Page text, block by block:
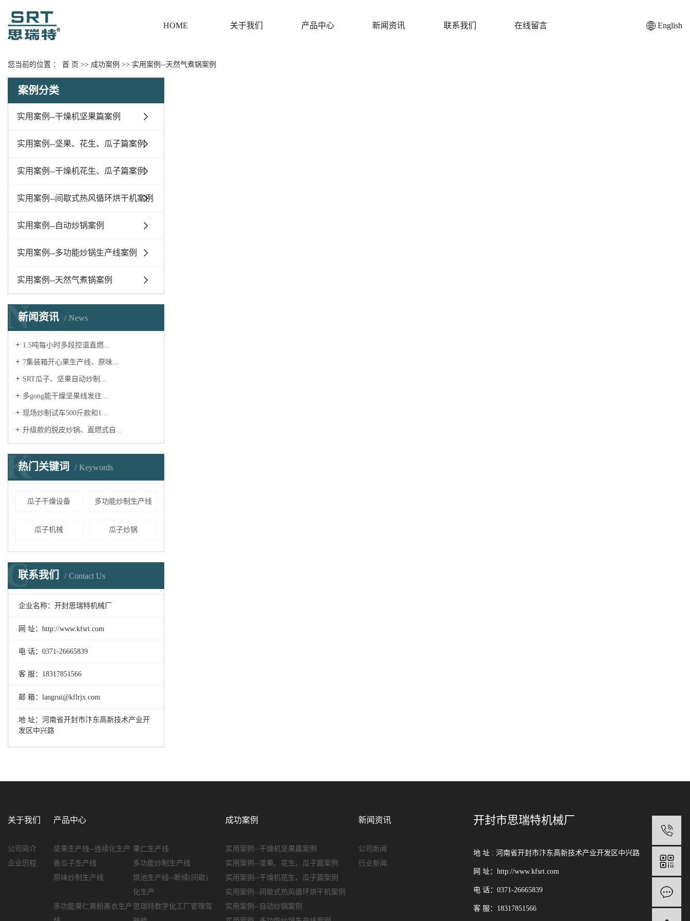
HOME 关于我们 产品中心 新闻资讯 联系我们 在线留言 English
您当前的位置 ： 首 页 >> 成功案例 >> 实用案例--天然气煮锅案例
案例分类
实用案例--干燥机坚果篇案例
实用案例--坚果、花生、瓜子篇案例
实用案例--干燥机花生、瓜子篇案例
实用案例--间歇式热风循环烘干机案例
实用案例--自动炒锅案例
实用案例--多功能炒锅生产线案例
实用案例--天然气煮锅案例
新闻资讯 News
N
1.5吨每小时多段控温直燃...
7集装箱开心果生产线、原味...
​SRT瓜子、坚果自动炒制...
多gong能干燥坚果线发往...
现场炒制试车500斤款和1...
升级款的脱皮炒锅、直燃式自...
热门关键词 Keywords
K
瓜子干燥设备 多功能炒制生产线
瓜子机械 瓜子炒锅
联系我们 Contact Us
C
企业名称：开封思瑞特机械厂
网 址：http://www.kfsrt.com
电 话：0371-26665839
客 服：18317851566
邮 箱：langrui@kflrjx.com
地 址： 河南省开封市汴东高新技术产业开
发区中兴路
关于我们
公司简介
企业历程
产品中心
坚果生产线--连续化生产 果仁生产线
香瓜子生产线
多功能炒制生产线
原味炒制生产线
烘池生产线--断续(间歇)
化生产
多功能果仁裹粉裹衣生产 思瑞特数字化工厂管理驾
成功案例
实用案例--干燥机坚果篇案例
实用案例--坚果、花生、瓜子篇案例
实用案例--干燥机花生、瓜子篇案例
实用案例--间歇式热风循环烘干机案例
实用案例--自动炒锅案例
新闻资讯
公司新闻
行业新闻
开封市思瑞特机械厂
地 址 : 河南省开封市汴东高新技术产业开发区中兴路
网 址：http://www.kfsrt.com
电 话：0371-26665839
客 服：18317851566